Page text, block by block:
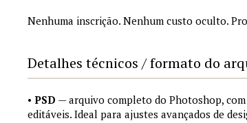
Nenhuma inscrição. Nenhum custo oculto.
Detalhes técnicos / formato do
• PSD — arquivo completo do Photoshop,
editáveis. Ideal para ajustes avançados de